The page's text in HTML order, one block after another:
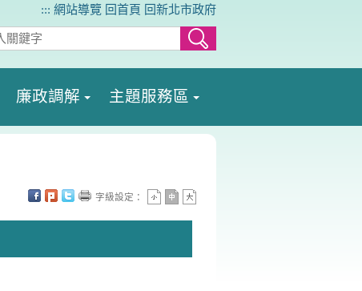
::: 網站導覽 回首頁
回新北市政府
廉政調解 主題服務區
字級設定：